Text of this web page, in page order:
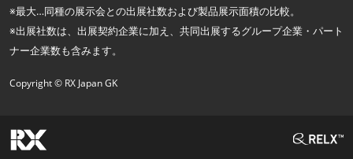
※最大…同種の展示会との出展社数および製品展示面積の比較。
※出展社数は、出展契約企業に加え、共同出展するグループ企業・パート
ナー企業数も含みます。
Copyright © RX Japan GK